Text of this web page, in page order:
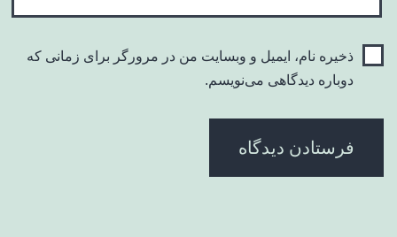
ذخیره نام، ایمیل و وبسایت من در مرورگر برای زمانی که
دوباره دیدگاهی می‌نویسم.